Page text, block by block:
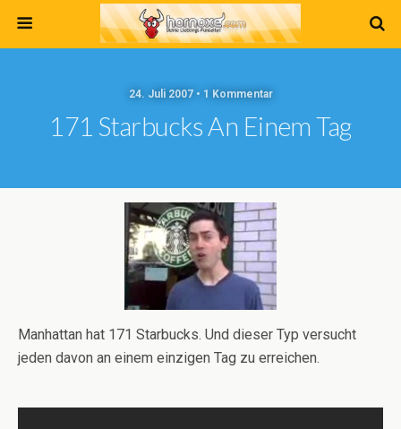
24. Juli 2007 • 1 Kommentar
171 Starbucks An Einem Tag
Manhattan hat 171 Starbucks. Und dieser Typ versucht
jeden davon an einem einzigen Tag zu erreichen.